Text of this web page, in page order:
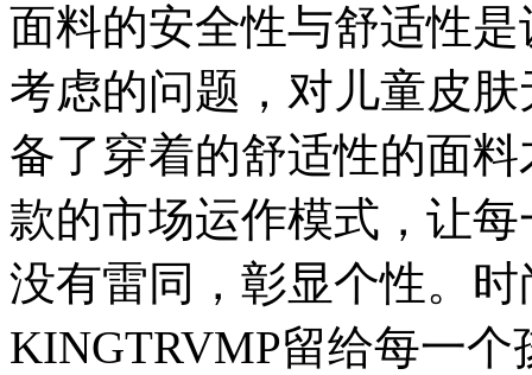
面料的安全性与舒适性
考虑的问题，对儿童皮
备了穿着的舒适性的面
款的市场运作模式，让
没有雷同，彰显个性。
KINGTRVMP留给每一